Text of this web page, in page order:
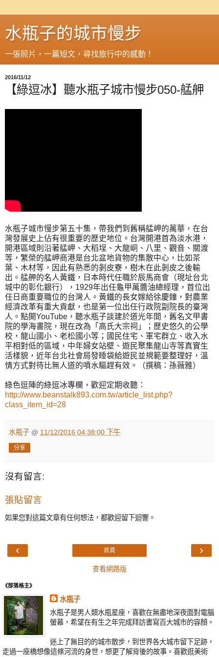
水瓶子的城市慢步
一張照片，一篇短文，尋找旅行中的感動！
2016/11/12
【綠逗冰】聽水瓶子城市慢步050-艋舺
水瓶子城市慢步第五十集，帶我們到舊稱艋岬的萬華，在台
灣發展史上佔有很重要的歷史地位。台灣開港首為淡水港，
開港區域則沿著艋岬、大稻埕、大龍峒、八里、觀音、關渡
等，繁榮的艋岬商港是台北盆地貨物的集散中心，比如茶
葉、木材等，因此有熟悉的剝皮寮，樹木在此剝皮之後輸
出。艋舺的名人黃鐵，日本時代任職於辰馬商會（現址台北
城中的彰化銀行），1929年出任龜甲萬醬油總經理，首位出
任日商重要職位的台灣人。黃鐵的長女嫁給徐慶鐘，對農業
經濟改革有重大貢獻，也是第一位出任行政院副院長的臺灣
人。點開YouTube，聽水瓶子談建於道光年間，舊名文甲書
院的學海書院，現在改為「高氏大宗祠」；歷史悠久的公學
校，龍山國小、老松國小等；國民住宅、軍宅群立、收入水
平相對低的區域，中年婦女站壁、遊民聚集龍山寺等真實生
活樣貌，近年台北社會局發睡袋給遊民並規範要整理好，溫
情方式對待比無人道的噴水驅趕有效。（撰稿：孫薇雅）
綠色逗陣的綠逗冰專欄，歡迎定期收聽：
http://www.beanstalk893.com.tw/article_list.php?
class_item_id=28
水瓶子 @ 11/12/2016 04:38:00 下午
分享
沒有留言:
張貼留言
如果您對這篇文章有任何想法，都歡迎留下迴響。
‹ ›
首頁
查看網路版
《部落格主》
水瓶子
水瓶子是男人類水瓶星座，喜歡在無盡地深夜面對電腦
螢幕，希望在有生之年完成拜訪書寫百大城市的容顏。
迷上了無目的的城市散步，到世界各大城市留下足跡，
走過一座橋想像這條河流的身世，想更了解背後的故事。喜歡逛美術